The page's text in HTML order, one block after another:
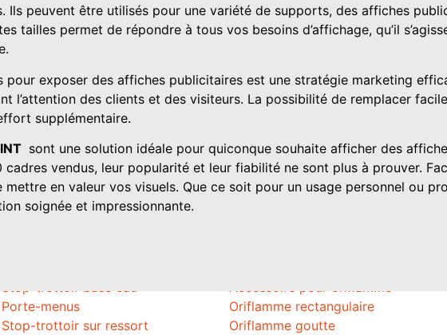
Panneau en forex
Panneau en carton
Plaque professionnelle
plexiglas et aluminium
Panneau en alu dibon
Plaque aimanté
Tous les drapeaux
Fanion & accessoire
Drapeau de bateau
Stop-trottoir base eau
Porte-menus
Stop-trottoir sur ressort
Accessoire pour oriflamme
Oriflamme rectangulaire
Oriflamme goutte
Ils peuvent être utilisés pour une variété de supports, des affiches
tailles permet de répondre à tous vos besoins d’affichage, qu’il
pour exposer des affiches publicitaires est une stratégie marketing
l’attention des clients et des visiteurs. La possibilité de remplacer
supplémentaire.
sont une solution idéale pour quiconque souhaite afficher des
vendus, leur popularité et leur fiabilité ne sont plus à prouver.
en valeur vos visuels. Que ce soit pour un usage personnel ou
soignée et impressionnante.